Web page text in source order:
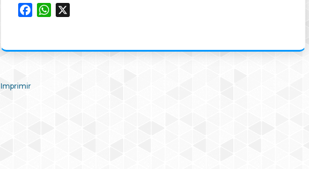
FacebookWhatsApp
Imprimir